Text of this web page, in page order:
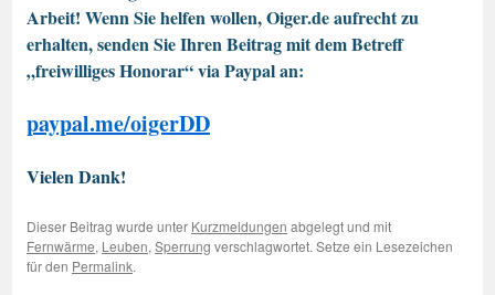
Arbeit! Wenn Sie helfen wollen, Oiger.de aufrecht zu
erhalten, senden Sie Ihren Beitrag mit dem Betreff
„freiwilliges Honorar“ via Paypal an:
paypal.me/oigerDD
Vielen Dank!
Dieser Beitrag wurde unter Kurzmeldungen abgelegt und mit
Fernwärme, Leuben,Sperrung verschlagwortet. Setze ein Lesezeichen
für den Permalink.